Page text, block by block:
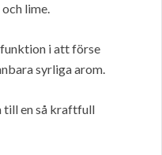
lime.
i att förse
syrliga arom.
till en så kraftfull